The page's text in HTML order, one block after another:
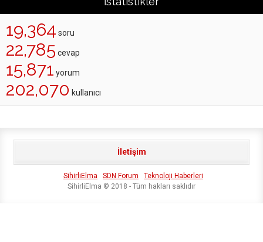
19,364 soru
22,785 cevap
15,871 yorum
202,070 kullanıcı
İletişim
SihirliElma SDN Forum
Teknoloji Haberleri
SihirliElma © 2018 - Tüm hakları saklıdır